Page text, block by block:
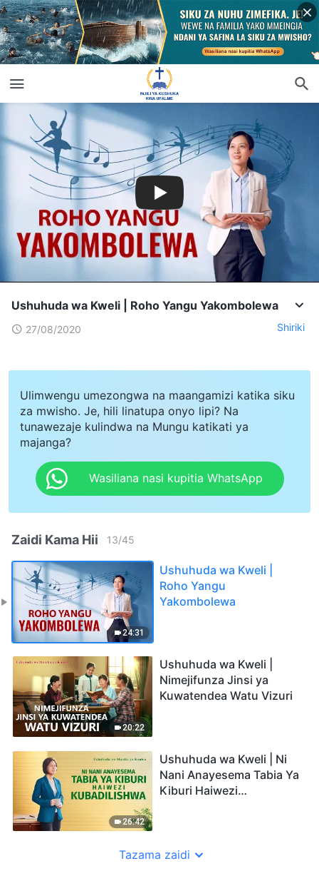
Ushuhuda wa Kweli | Roho Yangu Yakombolewa
27/08/2020 Shiriki
Ulimwengu umezongwa na maangamizi katika siku
za mwisho. Je, hili linatupa onyo lipi? Na
tunawezaje kulindwa na Mungu katikati ya
majanga?
Wasiliana nasi kupitia WhatsApp
Zaidi Kama Hii 13/45
24:31
Ushuhuda wa Kweli |
Roho Yangu
Yakombolewa
20:22
Ushuhuda wa Kweli |
Nimejifunza Jinsi ya
Kuwatendea Watu Vizuri
26:42
Ushuhuda wa Kweli | Ni
Nani Anayesema Tabia Ya
Kiburi Haiwezi
Tazama zaidi